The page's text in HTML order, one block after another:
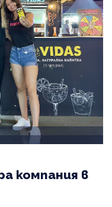
компания в